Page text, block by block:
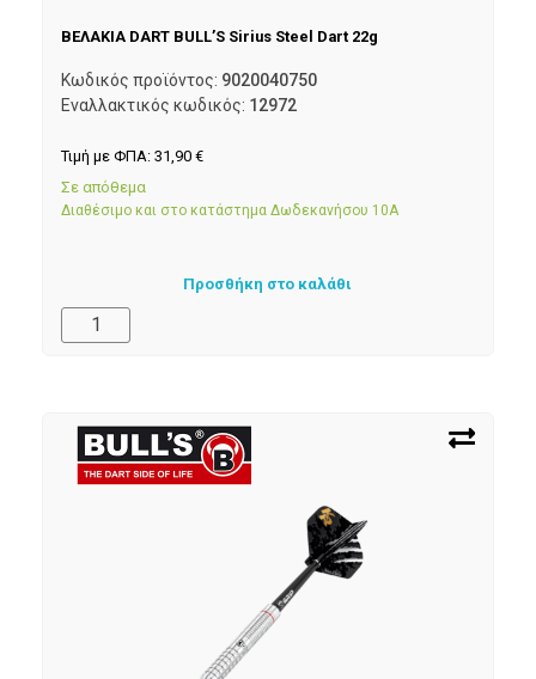
ΒΕΛΑΚΙΑ DART BULL’S Sirius Steel Dart 22g
Κωδικός προϊόντος: 9020040750
Εναλλακτικός κωδικός: 12972
Τιμή με ΦΠΑ: 31,90 €
Σε απόθεμα
Διαθέσιμο και στο κατάστημα Δωδεκανήσου 10Α
Προσθήκη στο καλάθι